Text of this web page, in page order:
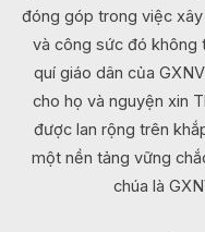
đóng góp trong việc
và công sức đó không
quí giáo dân của
cho họ và nguyện xin
được lan rộng trên
một nền tảng vững
chúa là